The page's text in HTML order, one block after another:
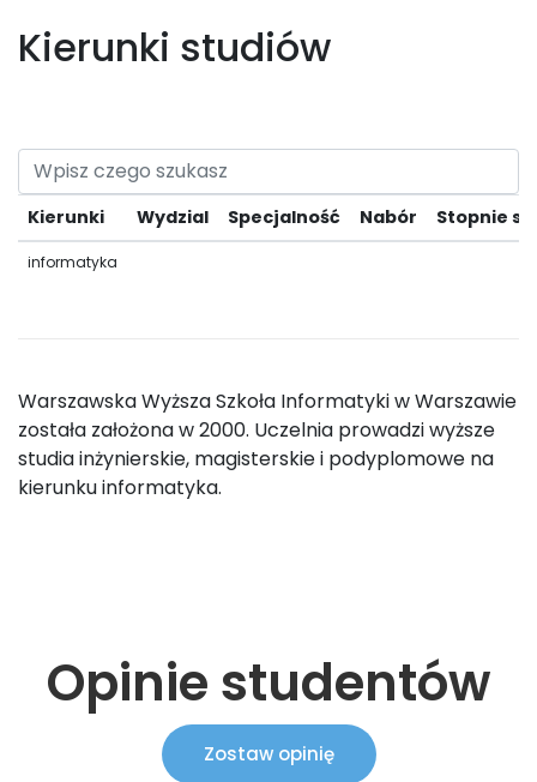
Kierunki studiów
Kierunki Wydzial Specjalność Nabór Stopnie
informatyka
Warszawska Wyższa Szkoła Informatyki w Warszawie
została założona w 2000. Uczelnia prowadzi wyższe
studia inżynierskie, magisterskie i podyplomowe na
kierunku informatyka.
Opinie studentów
Zostaw opinię